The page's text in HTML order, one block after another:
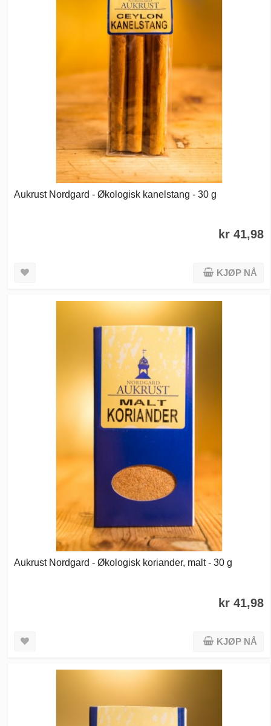
Aukrust Nordgard - Økologisk kanelstang - 30 g
kr 41,98
KJØP NÅ
Aukrust Nordgard - Økologisk koriander, malt - 30 g
kr 41,98
KJØP NÅ